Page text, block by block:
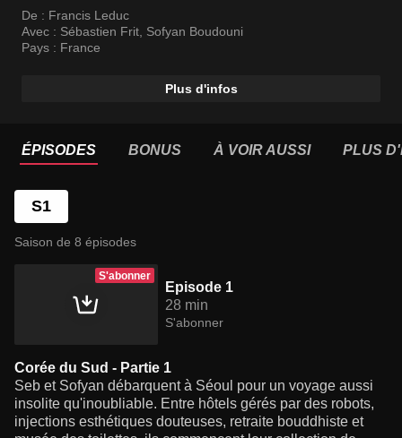
De : Francis Leduc
Avec : Sébastien Frit, Sofyan Boudouni
Pays : France
Plus d'infos
ÉPISODES BONUS À VOIR AUSSI PLUS
S1
Saison de 8 épisodes
S'abonner
Episode 1
28 min
S'abonner
Corée du Sud - Partie 1
Seb et Sofyan débarquent à Séoul pour un voyage aussi
insolite qu'inoubliable. Entre hôtels gérés par des robots,
injections esthétiques douteuses, retraite bouddhiste et